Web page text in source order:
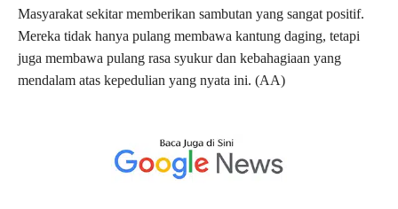
Masyarakat sekitar memberikan sambutan yang sangat positif.
Mereka tidak hanya pulang membawa kantung daging, tetapi
juga membawa pulang rasa syukur dan kebahagiaan yang
mendalam atas kepedulian yang nyata ini. (AA)